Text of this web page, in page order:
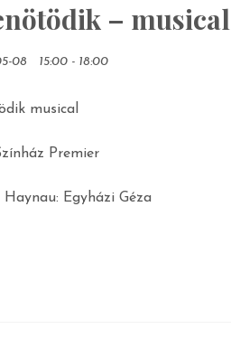
– musical
08 15:00 - 18:00
musical
Premier
Haynau: Egyházi Géza